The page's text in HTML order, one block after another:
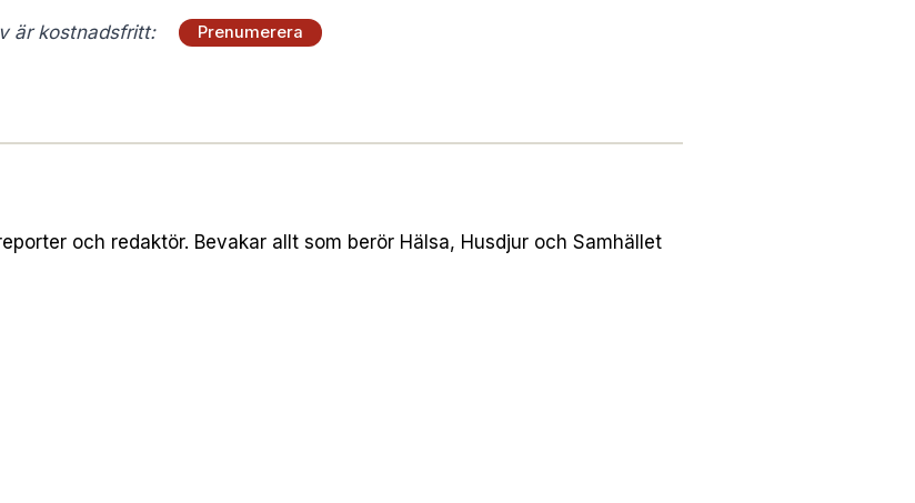
är kostnadsfritt: Prenumerera
och redaktör. Bevakar allt som berör Hälsa, Husdjur och Samhället